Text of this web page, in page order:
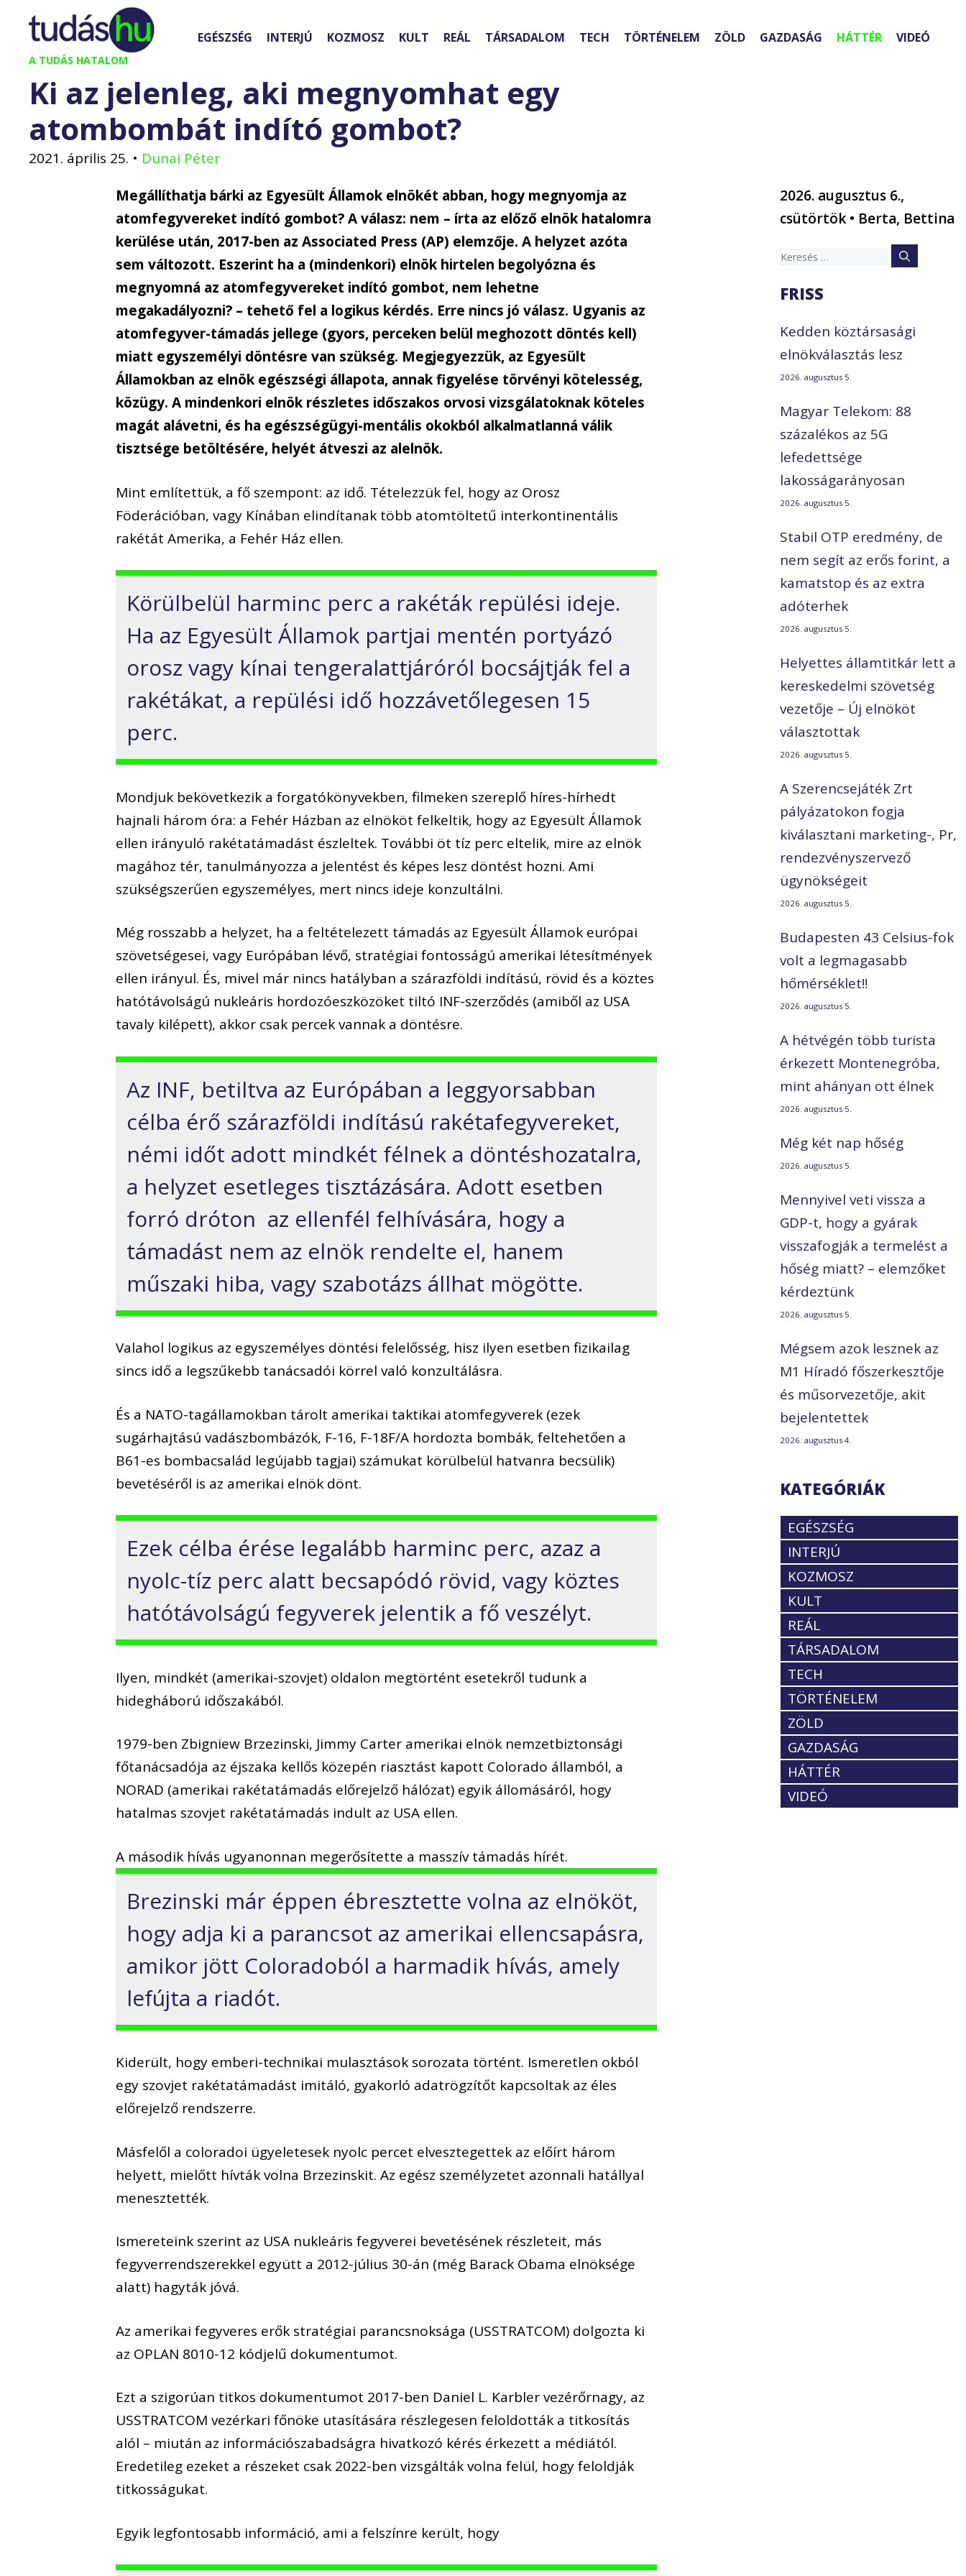
Kilépés
tartalomba
A TUDÁS HATALOM
EGÉSZSÉG INTERJÚ KOZMOSZ KULT REÁL TÁRSADALOM TECH TÖRTÉNELEM ZÖLD GAZDASÁG HÁTTÉR VIDEÓ
Ki az jelenleg, aki megnyomhat egy
atombombát indító gombot?
2021. április 25. • Dunai Péter
Megállíthatja bárki az Egyesült Államok elnökét abban, hogy megnyomja az
atomfegyvereket indító gombot? A válasz: nem – írta az előző elnök hatalomra
kerülése után, 2017-ben az Associated Press (AP) elemzője. A helyzet azóta
sem változott. Eszerint ha a (mindenkori) elnök hirtelen begolyózna és
megnyomná az atomfegyvereket indító gombot, nem lehetne
megakadályozni? – tehető fel a logikus kérdés. Erre nincs jó válasz. Ugyanis az
atomfegyver-támadás jellege (gyors, perceken belül meghozott döntés kell)
miatt egyszemélyi döntésre van szükség. Megjegyezzük, az Egyesült
Államokban az elnök egészségi állapota, annak figyelése törvényi kötelesség,
közügy. A mindenkori elnök részletes időszakos orvosi vizsgálatoknak köteles
magát alávetni, és ha egészségügyi-mentális okokból alkalmatlanná válik
tisztsége betöltésére, helyét átveszi az alelnök.
Mint említettük, a fő szempont: az idő. Tételezzük fel, hogy az Orosz
Föderációban, vagy Kínában elindítanak több atomtöltetű interkontinentális
rakétát Amerika, a Fehér Ház ellen.
Körülbelül harminc perc a rakéták repülési ideje.
Ha az Egyesült Államok partjai mentén portyázó
orosz vagy kínai tengeralattjáróról bocsájtják fel a
rakétákat, a repülési idő hozzávetőlegesen 15
perc.
Mondjuk bekövetkezik a forgatókönyvekben, filmeken szereplő híres-hírhedt
hajnali három óra: a Fehér Házban az elnököt felkeltik, hogy az Egyesült Államok
ellen irányuló rakétatámadást észleltek. További öt tíz perc eltelik, mire az elnök
magához tér, tanulmányozza a jelentést és képes lesz döntést hozni. Ami
szükségszerűen egyszemélyes, mert nincs ideje konzultálni.
Még rosszabb a helyzet, ha a feltételezett támadás az Egyesült Államok európai
szövetségesei, vagy Európában lévő, stratégiai fontosságú amerikai létesítmények
ellen irányul. És, mivel már nincs hatályban a szárazföldi indítású, rövid és a köztes
hatótávolságú nukleáris hordozóeszközöket tiltó INF-szerződés (amiből az USA
tavaly kilépett), akkor csak percek vannak a döntésre.
Az INF, betiltva az Európában a leggyorsabban
célba érő szárazföldi indítású rakétafegyvereket,
némi időt adott mindkét félnek a döntéshozatalra,
a helyzet esetleges tisztázására. Adott esetben
forró dróton az ellenfél felhívására, hogy a
támadást nem az elnök rendelte el, hanem
műszaki hiba, vagy szabotázs állhat mögötte.
Valahol logikus az egyszemélyes döntési felelősség, hisz ilyen esetben fizikailag
sincs idő a legszűkebb tanácsadói körrel való konzultálásra.
És a NATO-tagállamokban tárolt amerikai taktikai atomfegyverek (ezek
sugárhajtású vadászbombázók, F-16, F-18F/A hordozta bombák, feltehetően a
B61-es bombacsalád legújabb tagjai) számukat körülbelül hatvanra becsülik)
bevetéséről is az amerikai elnök dönt.
Ezek célba érése legalább harminc perc, azaz a
nyolc-tíz perc alatt becsapódó rövid, vagy köztes
hatótávolságú fegyverek jelentik a fő veszélyt.
Ilyen, mindkét (amerikai-szovjet) oldalon megtörtént esetekről tudunk a
hidegháború időszakából.
1979-ben Zbigniew Brzezinski, Jimmy Carter amerikai elnök nemzetbiztonsági
főtanácsadója az éjszaka kellős közepén riasztást kapott Colorado államból, a
NORAD (amerikai rakétatámadás előrejelző hálózat) egyik állomásáról, hogy
hatalmas szovjet rakétatámadás indult az USA ellen.
A második hívás ugyanonnan megerősítette a masszív támadás hírét.
Brezinski már éppen ébresztette volna az elnököt,
hogy adja ki a parancsot az amerikai ellencsapásra,
amikor jött Coloradoból a harmadik hívás, amely
lefújta a riadót.
Kiderült, hogy emberi-technikai mulasztások sorozata történt. Ismeretlen okból
egy szovjet rakétatámadást imitáló, gyakorló adatrögzítőt kapcsoltak az éles
előrejelző rendszerre.
Másfelől a coloradoi ügyeletesek nyolc percet elvesztegettek az előírt három
helyett, mielőtt hívták volna Brzezinskit. Az egész személyzetet azonnali hatállyal
menesztették.
Ismereteink szerint az USA nukleáris fegyverei bevetésének részleteit, más
fegyverrendszerekkel együtt a 2012-július 30-án (még Barack Obama elnöksége
alatt) hagyták jóvá.
Az amerikai fegyveres erők stratégiai parancsnoksága (USSTRATCOM) dolgozta ki
az OPLAN 8010-12 kódjelű dokumentumot.
Ezt a szigorúan titkos dokumentumot 2017-ben Daniel L. Karbler vezérőrnagy, az
USSTRATCOM vezérkari főnöke utasítására részlegesen feloldották a titkosítás
alól – miután az információszabadságra hivatkozó kérés érkezett a médiától.
Eredetileg ezeket a részeket csak 2022-ben vizsgálták volna felül, hogy feloldják
titkosságukat.
Egyik legfontosabb információ, ami a felszínre került, hogy
2026. augusztus 6.,
csütörtök • Berta, Bettina
Keresés:
FRISS
Kedden köztársasági
elnökválasztás lesz
2026. augusztus 5.
Magyar Telekom: 88
százalékos az 5G
lefedettsége
lakosságarányosan
2026. augusztus 5.
Stabil OTP eredmény, de
nem segít az erős forint, a
kamatstop és az extra
adóterhek
2026. augusztus 5.
Helyettes államtitkár lett a
kereskedelmi szövetség
vezetője – Új elnököt
választottak
2026. augusztus 5.
A Szerencsejáték Zrt
pályázatokon fogja
kiválasztani marketing-, Pr,
rendezvényszervező
ügynökségeit
2026. augusztus 5.
Budapesten 43 Celsius-fok
volt a legmagasabb
hőmérséklet!!
2026. augusztus 5.
A hétvégén több turista
érkezett Montenegróba,
mint ahányan ott élnek
2026. augusztus 5.
Még két nap hőség
2026. augusztus 5.
Mennyivel veti vissza a
GDP-t, hogy a gyárak
visszafogják a termelést a
hőség miatt? – elemzőket
kérdeztünk
2026. augusztus 5.
Mégsem azok lesznek az
M1 Híradó főszerkesztője
és műsorvezetője, akit
bejelentettek
2026. augusztus 4.
KATEGÓRIÁK
EGÉSZSÉG
INTERJÚ
KOZMOSZ
KULT
REÁL
TÁRSADALOM
TECH
TÖRTÉNELEM
ZÖLD
GAZDASÁG
HÁTTÉR
VIDEÓ